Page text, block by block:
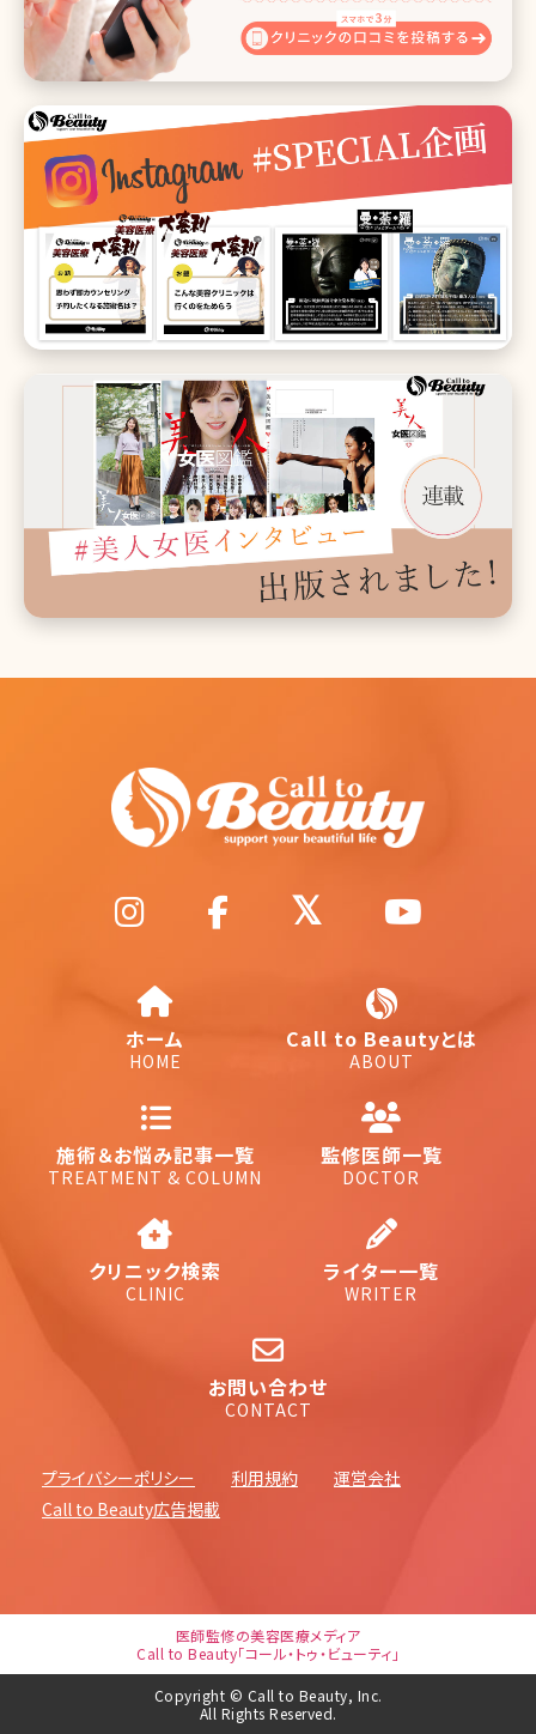
ホーム
HOME
Call to Beautyとは
ABOUT
施術＆お悩み記事一覧
TREATMENT & COLUMN
監修医師一覧
DOCTOR
クリニック検索
CLINIC
ライター一覧
WRITER
お問い合わせ
CONTACT
プライバシーポリシー 利用規約
運営会社
Call to Beauty広告掲載
医師監修の美容医療メディア
Call to Beauty「コール・トゥ・ビューティ」
Copyright © Call to Beauty, Inc.
All Rights Reserved.